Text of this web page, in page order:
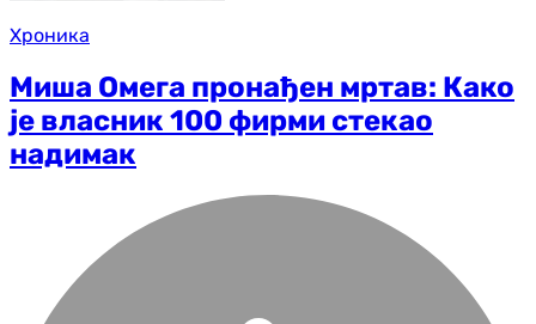
Хроника
Миша Омега пронађен мртав: Како
је власник 100 фирми стекао
надимак